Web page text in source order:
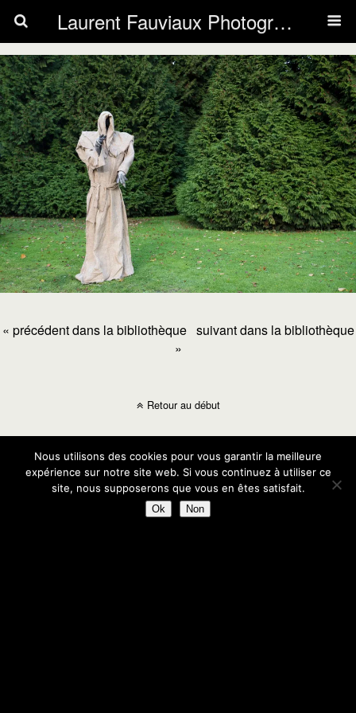
Laurent Fauviaux Photography
« précédent dans la bibliothèque suivant dans la bibliothèque
»
Retour au début
Nous utilisons des cookies pour vous garantir la meilleure
expérience sur notre site web. Si vous continuez à utiliser ce
site, nous supposerons que vous en êtes satisfait.
Ok Non